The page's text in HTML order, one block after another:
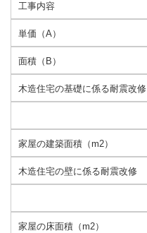
工事内容
単価（A）
面積（B）
木造住宅の基礎に係る耐震改修
家屋の建築面積（m2）
木造住宅の壁に係る耐震改修
家屋の床面積（m2）